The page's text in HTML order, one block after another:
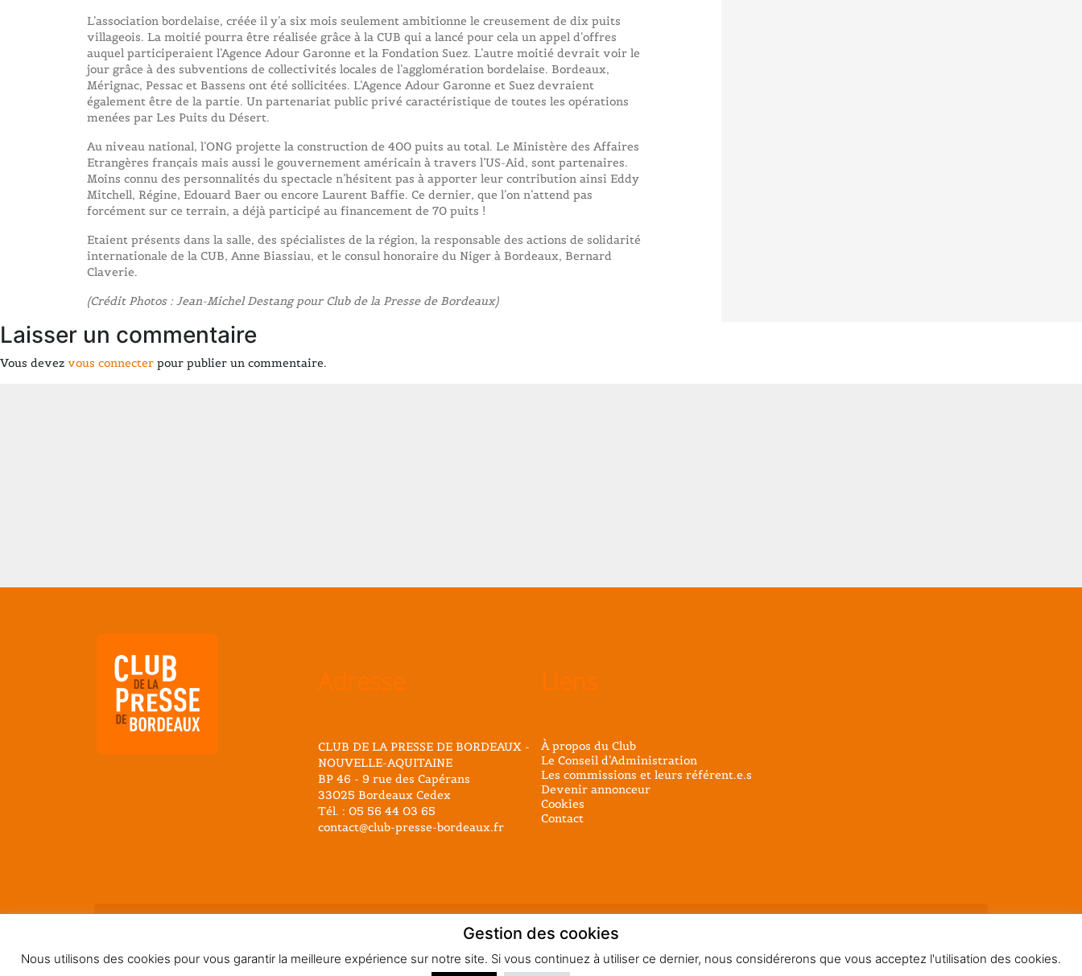
L’association bordelaise, créée il y’a six mois seulement ambitionne le creusement de dix puits
villageois. La moitié pourra être réalisée grâce à la CUB qui a lancé pour cela un appel d’offres
auquel participeraient l’Agence Adour Garonne et la Fondation Suez. L’autre moitié devrait voir le
jour grâce à des subventions de collectivités locales de l’agglomération bordelaise. Bordeaux,
Mérignac, Pessac et Bassens ont été sollicitées. L’Agence Adour Garonne et Suez devraient
également être de la partie. Un partenariat public privé caractéristique de toutes les opérations
menées par Les Puits du Désert.
Au niveau national, l’ONG projette la construction de 400 puits au total. Le Ministère des Affaires
Etrangères français mais aussi le gouvernement américain à travers l’US-Aid, sont partenaires.
Moins connu des personnalités du spectacle n’hésitent pas à apporter leur contribution ainsi Eddy
Mitchell, Régine, Edouard Baer ou encore Laurent Baffie. Ce dernier, que l’on n’attend pas
forcément sur ce terrain, a déjà participé au financement de 70 puits !
Etaient présents dans la salle, des spécialistes de la région, la responsable des actions de solidarité
internationale de la CUB, Anne Biassiau, et le consul honoraire du Niger à Bordeaux, Bernard
Claverie.
(Crédit Photos : Jean-Michel Destang pour Club de la Presse de Bordeaux)
Laisser un commentaire
Vous devez vous connecter pour publier un commentaire.
CLUB DE LA PRESSE DE BORDEAUX -
NOUVELLE-AQUITAINE
BP 46 - 9 rue des Capérans
33025 Bordeaux Cedex
Tél. : 05 56 44 03 65
contact@club-presse-bordeaux.fr
À propos du Club
Le Conseil d’Administration
Les commissions et leurs référent.e.s
Devenir annonceur
Cookies
Contact
@ 2026 Club Presse Bordeaux - Tous droits réservés - Mentions légalesGestion des cookies
Nous utilisons des cookies pour vous garantir la meilleure expérience sur notre site. Si vous continuez à utiliser ce dernier, nous considérerons que vous acceptez l'utilisation des cookies.